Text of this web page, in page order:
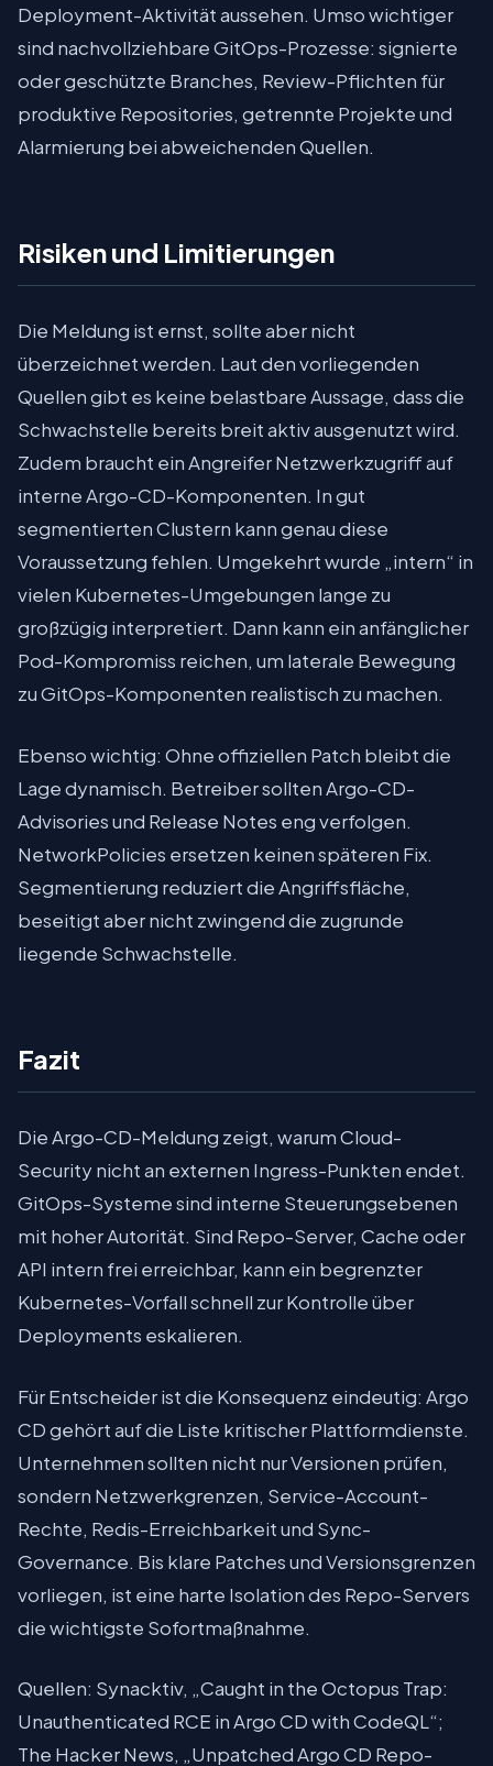
Deployment-Aktivität aussehen. Umso wichtiger
sind nachvollziehbare GitOps-Prozesse: signierte
oder geschützte Branches, Review-Pflichten für
produktive Repositories, getrennte Projekte und
Alarmierung bei abweichenden Quellen.
Risiken und Limitierungen
Die Meldung ist ernst, sollte aber nicht
überzeichnet werden. Laut den vorliegenden
Quellen gibt es keine belastbare Aussage, dass die
Schwachstelle bereits breit aktiv ausgenutzt wird.
Zudem braucht ein Angreifer Netzwerkzugriff auf
interne Argo-CD-Komponenten. In gut
segmentierten Clustern kann genau diese
Voraussetzung fehlen. Umgekehrt wurde „intern“ in
vielen Kubernetes-Umgebungen lange zu
großzügig interpretiert. Dann kann ein anfänglicher
Pod-Kompromiss reichen, um laterale Bewegung
zu GitOps-Komponenten realistisch zu machen.
Ebenso wichtig: Ohne offiziellen Patch bleibt die
Lage dynamisch. Betreiber sollten Argo-CD-
Advisories und Release Notes eng verfolgen.
NetworkPolicies ersetzen keinen späteren Fix.
Segmentierung reduziert die Angriffsfläche,
beseitigt aber nicht zwingend die zugrunde
liegende Schwachstelle.
Fazit
Die Argo-CD-Meldung zeigt, warum Cloud-
Security nicht an externen Ingress-Punkten endet.
GitOps-Systeme sind interne Steuerungsebenen
mit hoher Autorität. Sind Repo-Server, Cache oder
API intern frei erreichbar, kann ein begrenzter
Kubernetes-Vorfall schnell zur Kontrolle über
Deployments eskalieren.
Für Entscheider ist die Konsequenz eindeutig: Argo
CD gehört auf die Liste kritischer Plattformdienste.
Unternehmen sollten nicht nur Versionen prüfen,
sondern Netzwerkgrenzen, Service-Account-
Rechte, Redis-Erreichbarkeit und Sync-
Governance. Bis klare Patches und Versionsgrenzen
vorliegen, ist eine harte Isolation des Repo-Servers
die wichtigste Sofortmaßnahme.
Quellen: Synacktiv, „Caught in the Octopus Trap:
Unauthenticated RCE in Argo CD with CodeQL“;
The Hacker News, „Unpatched Argo CD Repo-